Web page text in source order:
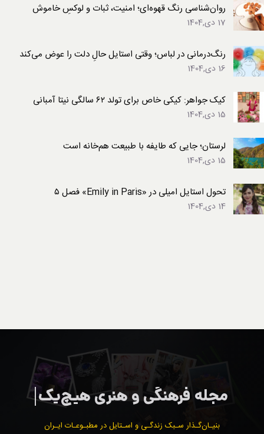
روان‌شناسی رنگ قهوه‌ای؛ امنیت، ثبات و لوکسِ خاموش
17 دی,1404
رنگ‌درمانی در لباس؛ وقتی استایل حالِ دلت را عوض می‌کند
16 دی,1404
کیک جواهر: کیکی خاص برای تولد ۶۲ سالگی نیتا آمبانی
15 دی,1404
لرستان؛ جایی که طایفه با طبیعت هم‌خانه است
15 دی,1404
تحول استایل امیلی در «Emily in Paris» فصل ۵
14 دی,1404
بنیـان‌گـذار سـبک زندگـی و اسـتایل در مطبـوعـات ایـران